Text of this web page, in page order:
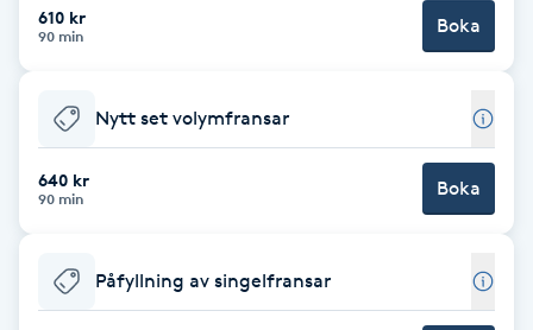
BIAB
Blowout
610 kr
90 min Boka
Nytt set volymfransar
640 kr
90 min Boka
Påfyllning av singelfransar